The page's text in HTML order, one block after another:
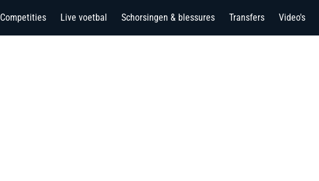
Competities Live voetbal Schorsingen & blessures Transfers Video's